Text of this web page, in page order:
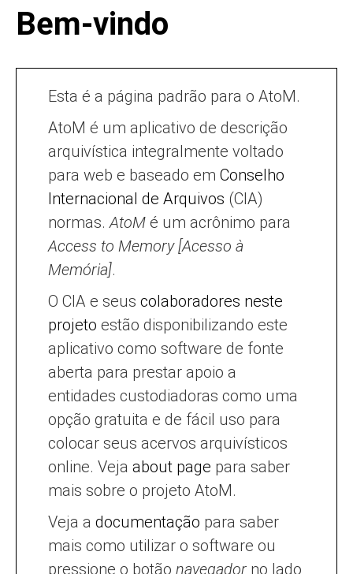
Bem-vindo
Esta é a página padrão para o AtoM.
AtoM é um aplicativo de descrição
arquivística integralmente voltado
para web e baseado emConselho
Internacional de Arquivos (CIA)
normas.AtoM é um acrônimo para
Access to Memory [Acesso à
Memória].
O CIA e seuscolaboradores neste
projeto estão disponibilizando este
aplicativo como software de fonte
aberta para prestar apoio a
entidades custodiadoras como uma
opção gratuita e de fácil uso para
colocar seus acervos arquivísticos
online. Vejaabout page para saber
mais sobre o projeto AtoM.
Veja adocumentação para saber
mais como utilizar o software ou
pressione o botãonavegador no lado